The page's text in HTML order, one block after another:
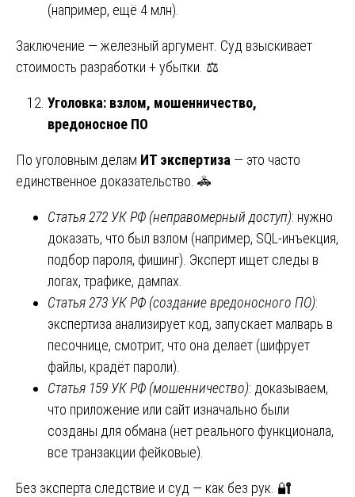
(например, ещё 4 млн).
Заключение — железный аргумент. Суд взыскивает
стоимость разработки + убытки. ⚖️
Уголовка: взлом, мошенничество,
вредоносное ПО
По уголовным делам ИТ экспертиза — это часто
единственное доказательство. 🚓
Статья 272 УК РФ (неправомерный доступ): нужно
доказать, что был взлом (например, SQL-инъекция,
подбор пароля, фишинг). Эксперт ищет следы в
логах, трафике, дампах.
Статья 273 УК РФ (создание вредоносного ПО):
экспертиза анализирует код, запускает малварь в
песочнице, смотрит, что она делает (шифрует
файлы, крадёт пароли).
Статья 159 УК РФ (мошенничество): доказываем,
что приложение или сайт изначально были
созданы для обмана (нет реального функционала,
все транзакции фейковые).
Без эксперта следствие и суд — как без рук. 🔐